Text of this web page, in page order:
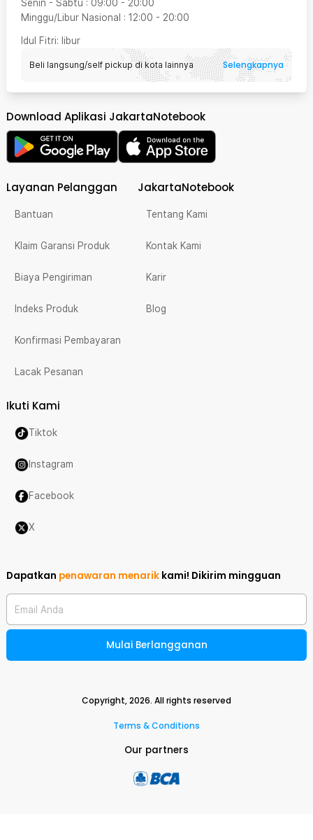
Senin - Sabtu : 09:00 - 20:00
Minggu/Libur Nasional : 12:00 - 20:00
Idul Fitri: libur
Beli langsung/self pickup di kota lainnya Selengkapnya
Download Aplikasi JakartaNotebook
Layanan Pelanggan
Bantuan
Klaim Garansi Produk
Biaya Pengiriman
Indeks Produk
Konfirmasi Pembayaran
Lacak Pesanan
JakartaNotebook
Tentang Kami
Kontak Kami
Karir
Blog
Ikuti Kami
Tiktok
Instagram
Facebook
X
Dapatkan penawaran menarik kami! Dikirim mingguan
Email Anda
Mulai Berlangganan
Copyright,2026. All rights reserved
Terms & Conditions
Our partners